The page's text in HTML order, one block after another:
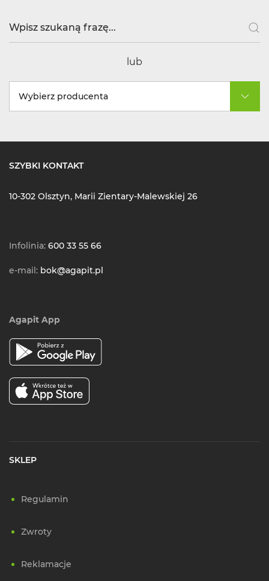
lub
Wybierz producenta
SZYBKI KONTAKT
10-302 Olsztyn, Marii Zientary-Malewskiej 26
Infolinia: 600 33 55 66
e-mail: bok@agapit.pl
Agapit App
SKLEP
Regulamin
Zwroty
Reklamacje